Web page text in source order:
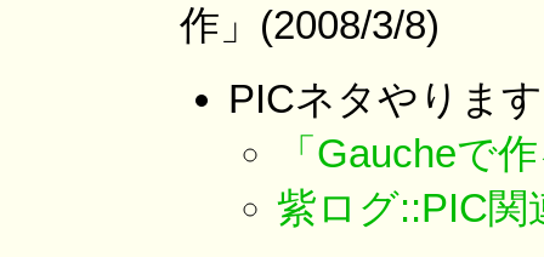
作」(2008/3/8)
PICネタやりま
「Gaucheで
紫ログ::PIC関